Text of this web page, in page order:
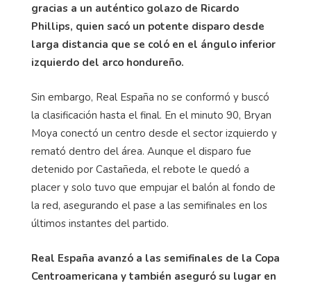
gracias a un auténtico golazo de Ricardo
Phillips, quien sacó un potente disparo desde
larga distancia que se coló en el ángulo inferior
izquierdo del arco hondureño.
Sin embargo, Real España no se conformó y buscó
la clasificación hasta el final. En el minuto 90, Bryan
Moya conectó un centro desde el sector izquierdo y
remató dentro del área. Aunque el disparo fue
detenido por Castañeda, el rebote le quedó a
placer y solo tuvo que empujar el balón al fondo de
la red, asegurando el pase a las semifinales en los
últimos instantes del partido.
Real España avanzó a las semifinales de la Copa
Centroamericana y también aseguró su lugar en